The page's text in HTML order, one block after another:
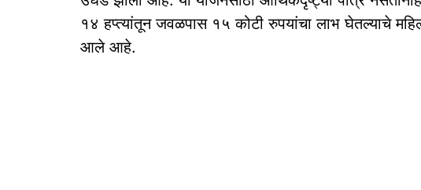
१४ हप्त्यांतून जवळपास १५ कोटी रुपयांचा लाभ घेतल्याचे
आले आहे.